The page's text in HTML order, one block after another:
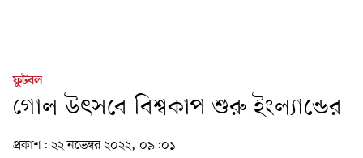
ফুটবল
গোল উৎসবে বিশ্বকাপ শুরু ইংল্যান্ডের
প্রকাশ: ২২ নভেম্বর ২০২২, ০৯:০১